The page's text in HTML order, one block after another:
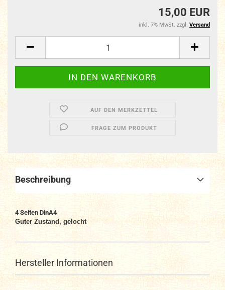
15,00 EUR
inkl. 7% MwSt. zzgl. Versand
AUF DEN MERKZETTEL
FRAGE ZUM PRODUKT
Beschreibung
4 Seiten DinA4
Guter Zustand, gelocht
Hersteller Informationen